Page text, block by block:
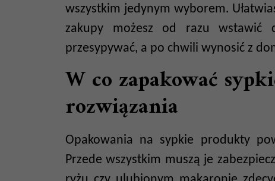
wszystkim jedynym wyborem.
zakupy możesz od razu wstawić
przesypywać, a po chwili wynosić z
W co zapakować
rozwiązania
Opakowania na sypkie produkty
Przede wszystkim muszą je